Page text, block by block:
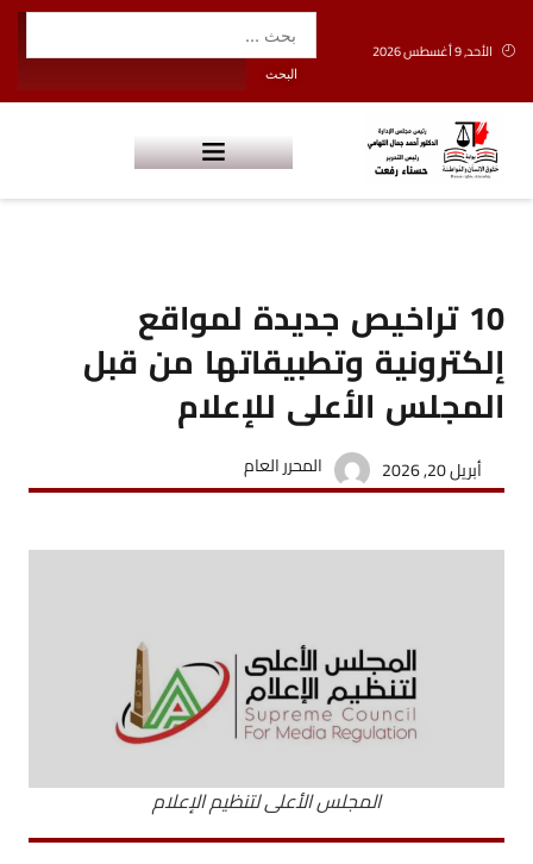
الأحد, 9 أغسطس 2026
10 تراخيص جديدة لمواقع
إلكترونية وتطبيقاتها من قبل
المجلس الأعلى للإعلام
أبريل 20, 2026 المحرر العام
المجلس الأعلى لتنظيم الإعلام